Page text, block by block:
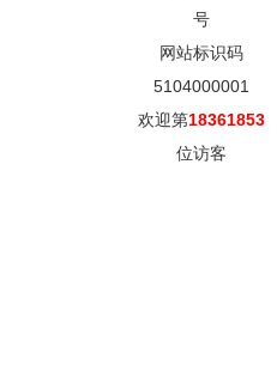
号
网站标识码
5104000001
欢迎第18361853
位访客